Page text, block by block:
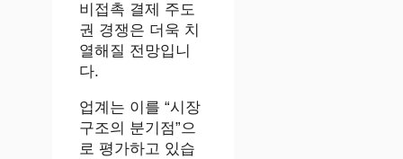
비접촉 결제 주도
권 경쟁은 더욱 치
열해질 전망입니
다.
업계는 이를 “시장
구조의 분기점”으
로 평가하고 있습